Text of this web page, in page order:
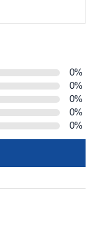
0%
0%
0%
0%
0%